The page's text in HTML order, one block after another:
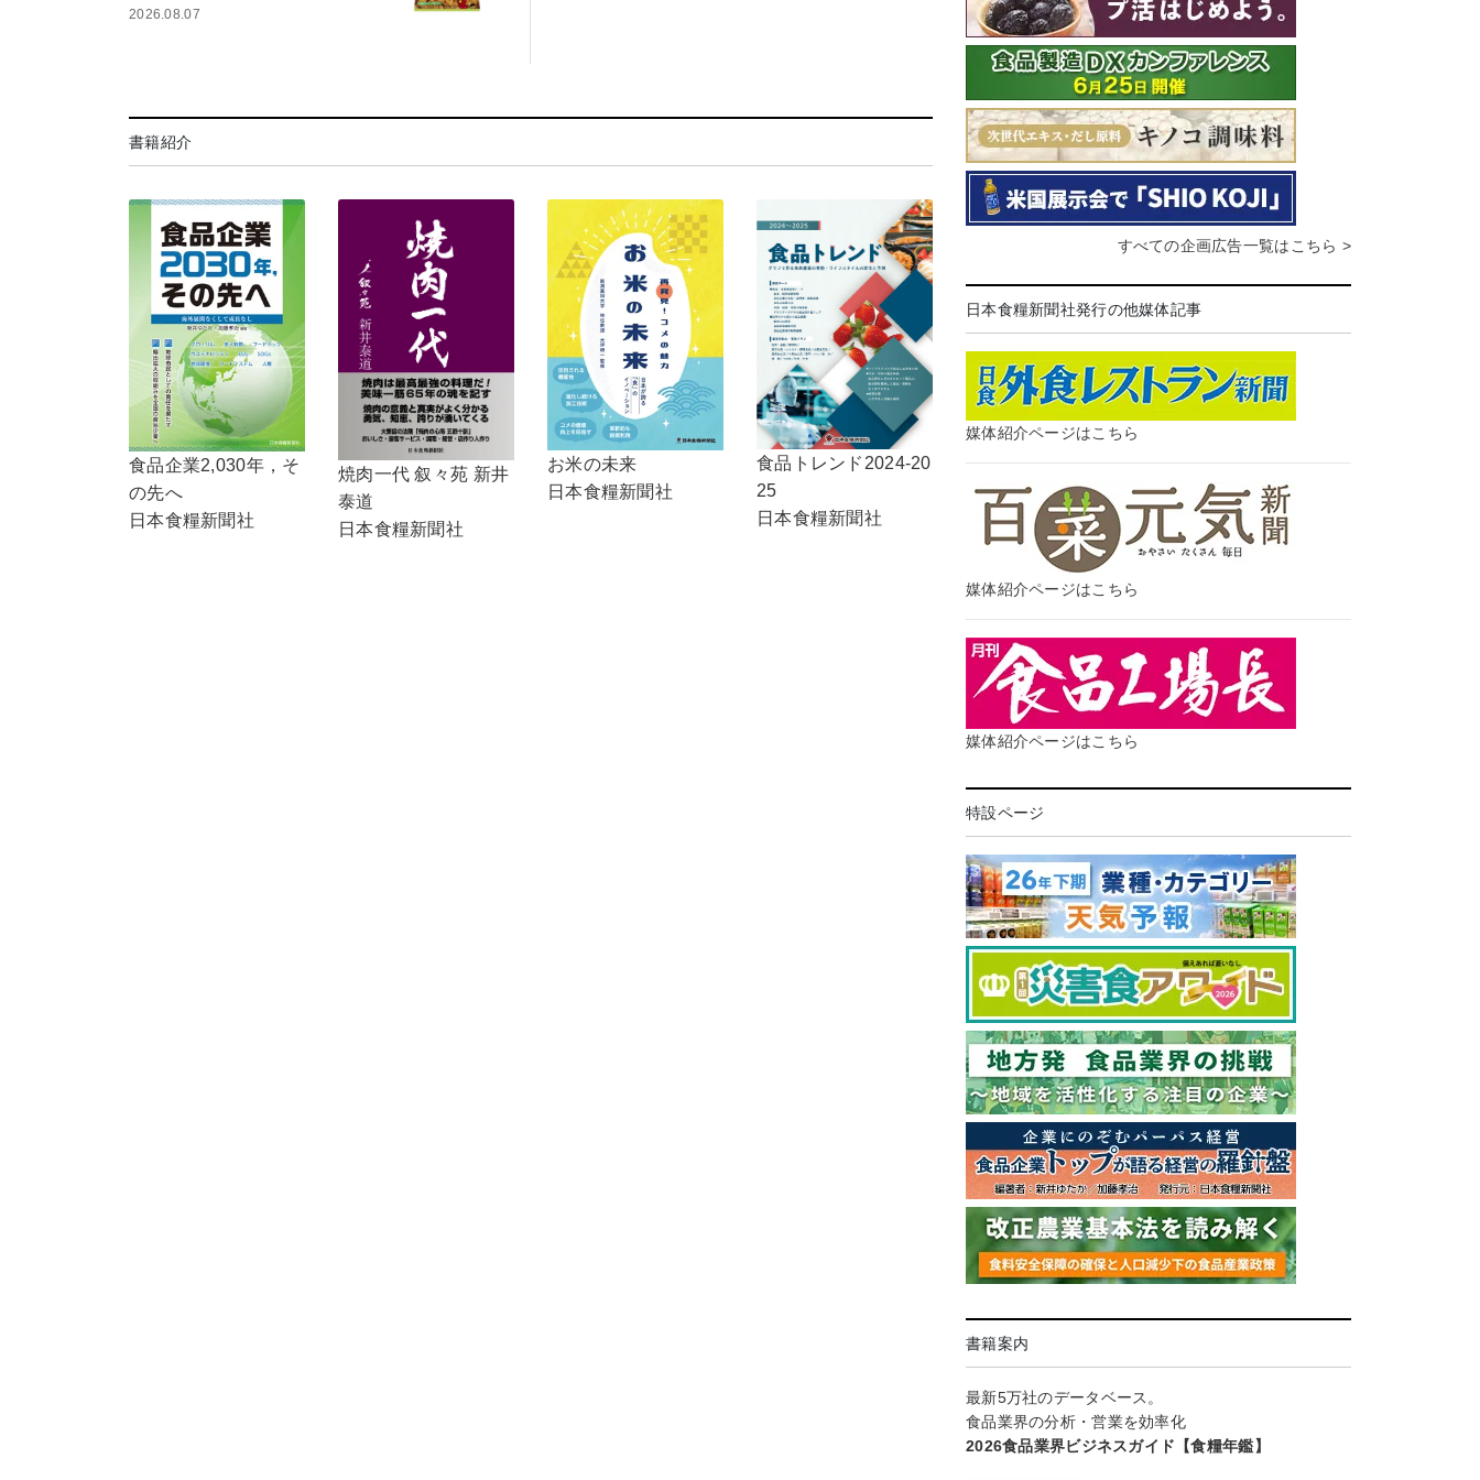
2026.08.07
書籍紹介
食品企業2,030年，そ
の先へ
日本食糧新聞社
焼肉一代 叙々苑 新井
泰道
日本食糧新聞社
お米の未来
日本食糧新聞社
食品トレンド2024-20
25
日本食糧新聞社
すべての企画広告一覧はこちら >
日本食糧新聞社発行の他媒体記事
媒体紹介ページはこちら
媒体紹介ページはこちら
媒体紹介ページはこちら
特設ページ
書籍案内
最新5万社のデータベース。
食品業界の分析・営業を効率化
2026食品業界ビジネスガイド【食糧年鑑】